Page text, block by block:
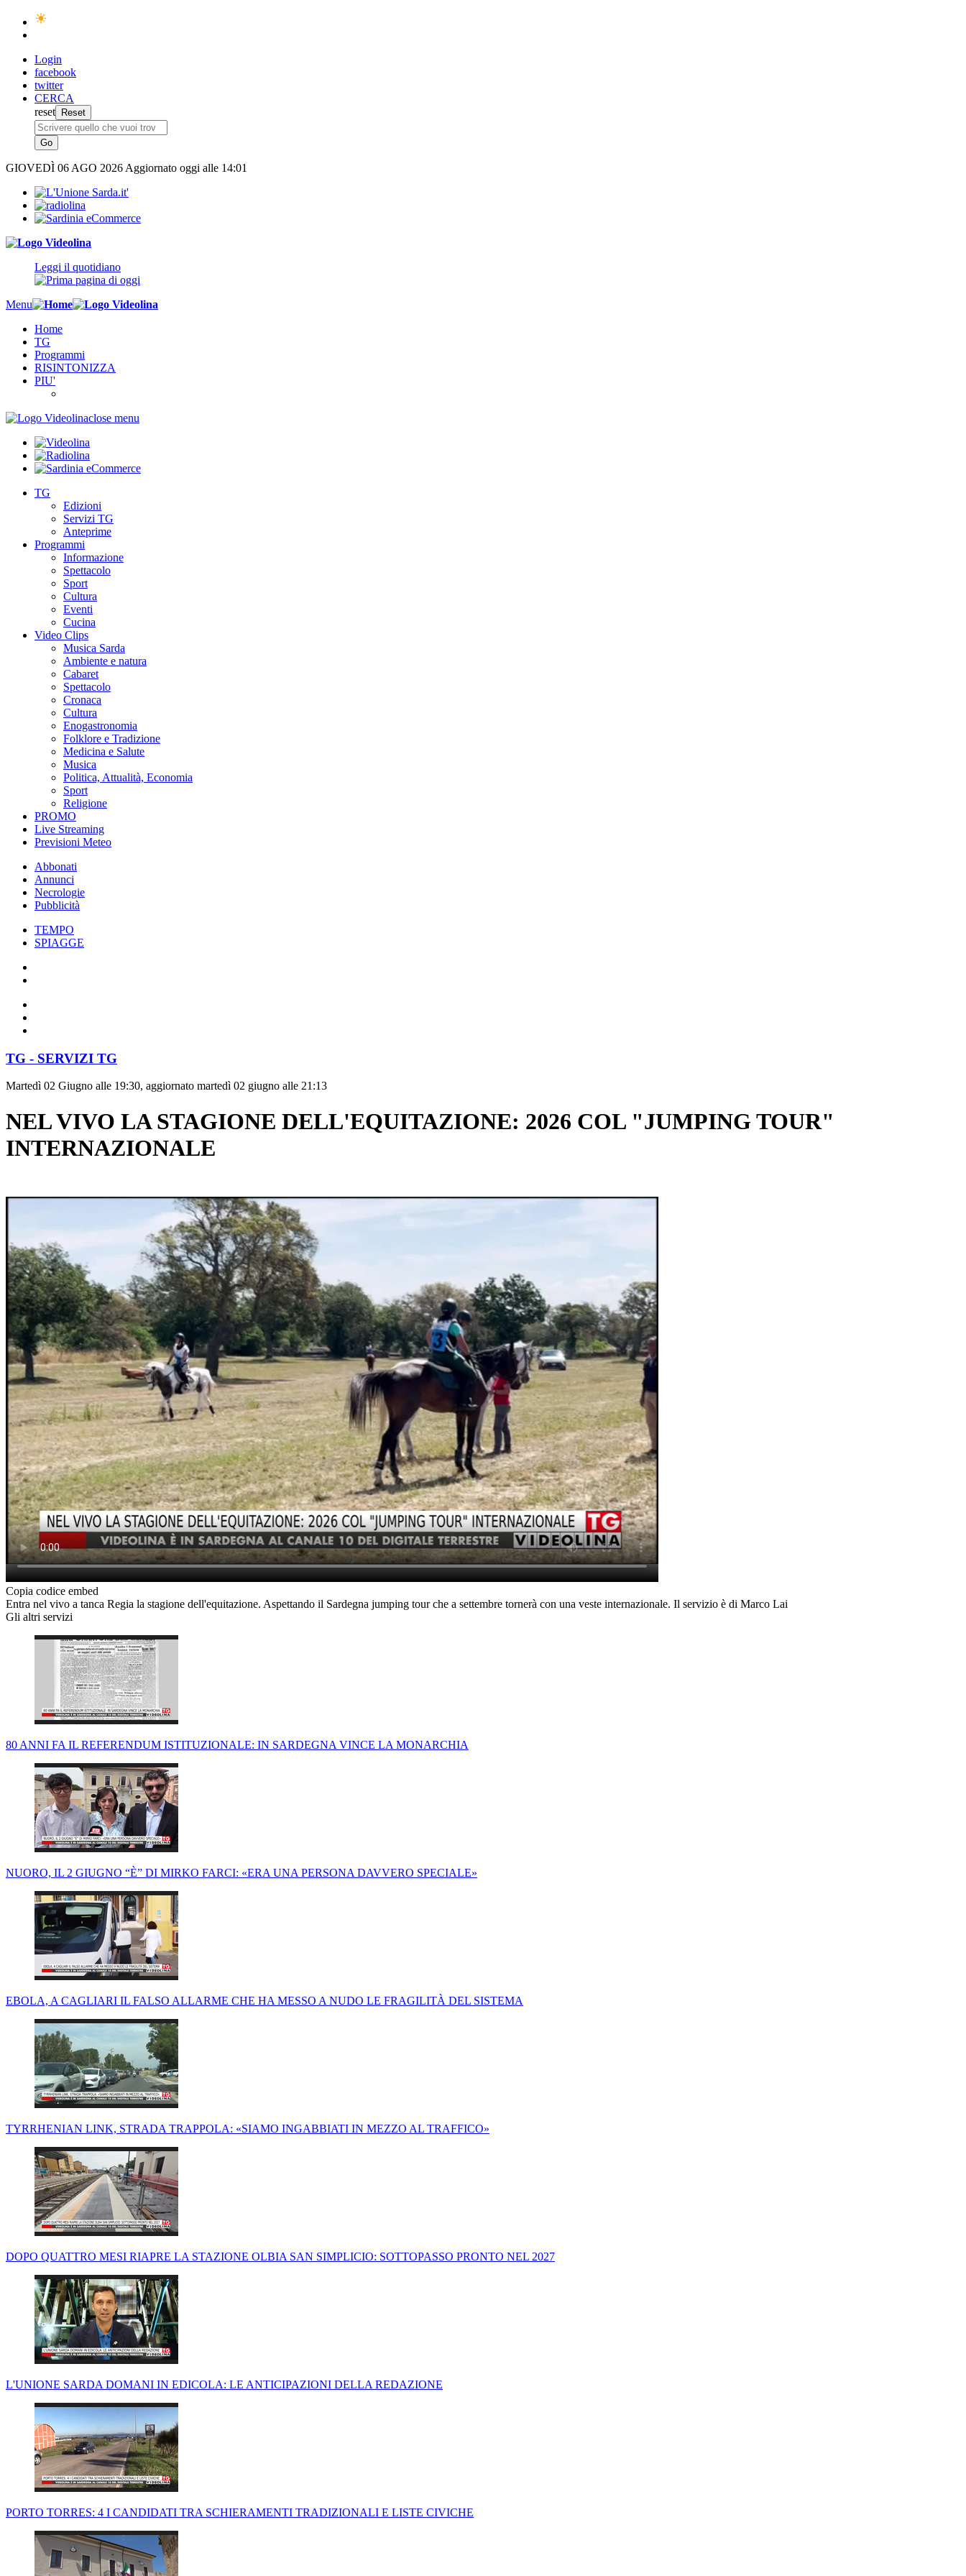
Login
facebook
twitter
CERCA
reset
GIOVEDÌ 06 AGO 2026 Aggiornato oggi alle 14:01
Leggi il quotidiano
Menu
Home
TG
Programmi
RISINTONIZZA
PIU'
close menu
TG
Edizioni
Servizi TG
Anteprime
Programmi
Informazione
Spettacolo
Sport
Cultura
Eventi
Cucina
Video Clips
Musica Sarda
Ambiente e natura
Cabaret
Spettacolo
Cronaca
Cultura
Enogastronomia
Folklore e Tradizione
Medicina e Salute
Musica
Politica, Attualità, Economia
Sport
Religione
PROMO
Live Streaming
Previsioni Meteo
Abbonati
Annunci
Necrologie
Pubblicità
TEMPO
SPIAGGE
TG - SERVIZI TG
Martedì 02 Giugno alle 19:30, aggiornato martedì 02 giugno alle 21:13
NEL VIVO LA STAGIONE DELL'EQUITAZIONE: 2026 COL "JUMPING TOUR"
INTERNAZIONALE
Copia codice embed
Entra nel vivo a tanca Regia la stagione dell'equitazione. Aspettando il Sardegna jumping tour che a settembre tornerà con una veste internazionale. Il servizio è di Marco Lai
Gli altri servizi
80 ANNI FA IL REFERENDUM ISTITUZIONALE: IN SARDEGNA VINCE LA MONARCHIA
NUORO, IL 2 GIUGNO “È” DI MIRKO FARCI: «ERA UNA PERSONA DAVVERO SPECIALE»
EBOLA, A CAGLIARI IL FALSO ALLARME CHE HA MESSO A NUDO LE FRAGILITÀ DEL SISTEMA
TYRRHENIAN LINK, STRADA TRAPPOLA: «SIAMO INGABBIATI IN MEZZO AL TRAFFICO»
DOPO QUATTRO MESI RIAPRE LA STAZIONE OLBIA SAN SIMPLICIO: SOTTOPASSO PRONTO NEL 2027
L'UNIONE SARDA DOMANI IN EDICOLA: LE ANTICIPAZIONI DELLA REDAZIONE
PORTO TORRES: 4 I CANDIDATI TRA SCHIERAMENTI TRADIZIONALI E LISTE CIVICHE